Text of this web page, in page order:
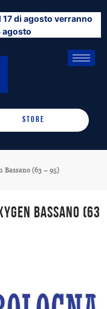
17 di agosto verranno
agosto
STORE
Bassano (63 – 95)
Bassano (63